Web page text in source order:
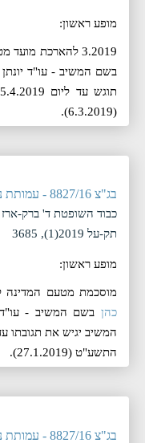
מופע ראשון:
3.2019 להארכת מועד מטעם המשיב בשם העותרת - עו"ד
בשם המשיב - עו"ד
(‏6.3.2019).
בג"צ 8827/16 - עמותת נפש החיים נ' המנהל האזרחי באיו"ש
כבוד השופטת ד' ברק-ארז
תק-על 2019(1), 3685
מופע ראשון:
מוסכמת מטעם
כהן בשם המשיב - עו"ד
התשע"ט (‏27.1.2019).
בג"צ 8827/16 - עמותת נפש החיים נ' המנהל האזרחי באיו"ש